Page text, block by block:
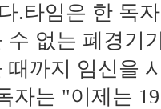
.타임은 한 독
수 없는 폐경기
때까지 임신을
자는 "이제는